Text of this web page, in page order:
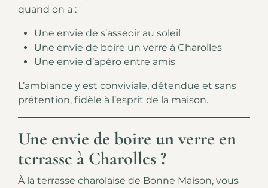
quand on a :
Une envie de s’asseoir au soleil
Une envie de boire un verre à Charolles
Une envie d’apéro entre amis
L’ambiance y est conviviale, détendue et sans
prétention, fidèle à l’esprit de la maison.
Une envie de boire un verre en
terrasse à Charolles ?
À la terrasse charolaise de Bonne Maison, vous